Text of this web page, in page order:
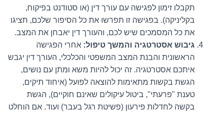
תקבלו זימון לפגישה עם עורך דין (או סטודנט בפיקוח,
בקליניקה). בפגישה זו תפרשו את כל הסיפור שלכם, תציגו
את כל המסמכים שיש לכם, והעורך דין יאבחן את המצב.
גיבוש אסטרטגיה והמשך טיפול: אחרי הפגישה
הראשונית והבנת המצב המשפטי והכלכלי, העורך דין יגבש
איתכם אסטרטגיה. זה יכול להיות משא ומתן עם נושים,
הגשת בקשות מתאימות להוצאה לפועל (איחוד תיקים,
טענת "פרעתי", ביטול עיקולים שאינם חוקיים), הגשת
בקשה לחדלות פירעון (פשיטת רגל בעבר) ועוד. אם הוחלט